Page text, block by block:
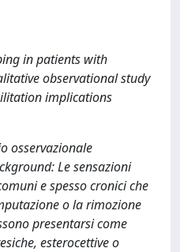
in patients with
observational study
implications
osservazionale
Le sensazioni
e spesso cronici che
o la rimozione
presentarsi come
esterocettive o